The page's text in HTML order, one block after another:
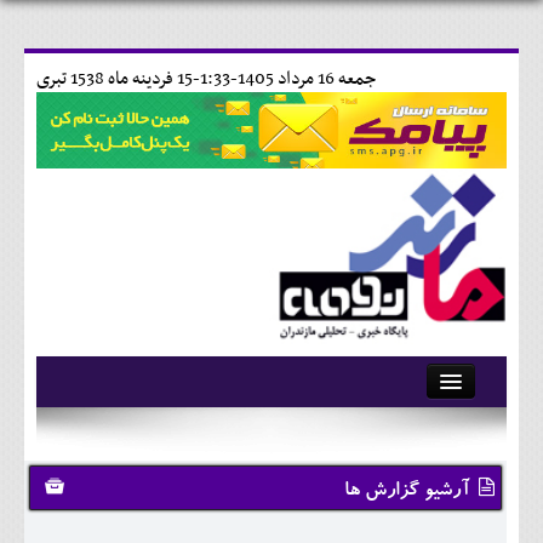
15 فردينه ماه 1538 تبری جمعه 16 مرداد 1405-1:33-
آرشیو
تماس با ما
وبلاگ
آرشیو گزارش ها